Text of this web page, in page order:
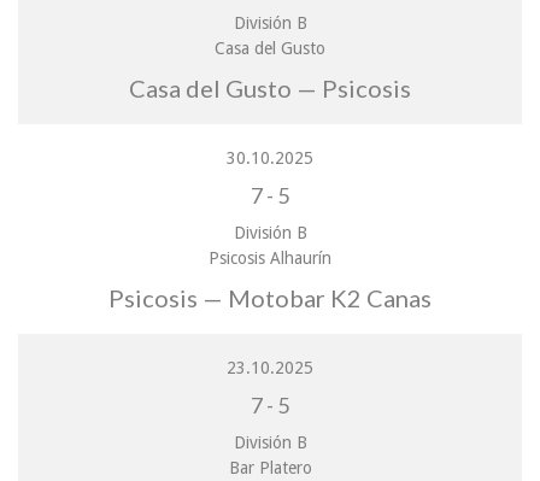
División B
Casa del Gusto
Casa del Gusto — Psicosis
30.10.2025
7- 5
División B
Psicosis Alhaurín
Psicosis — Motobar K2 Canas
23.10.2025
7- 5
División B
Bar Platero